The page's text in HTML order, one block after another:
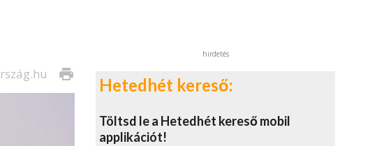
print
hirdetés
Hetedhét kereső:
Töltsd le a Hetedhét kereső mobil
applikációt!